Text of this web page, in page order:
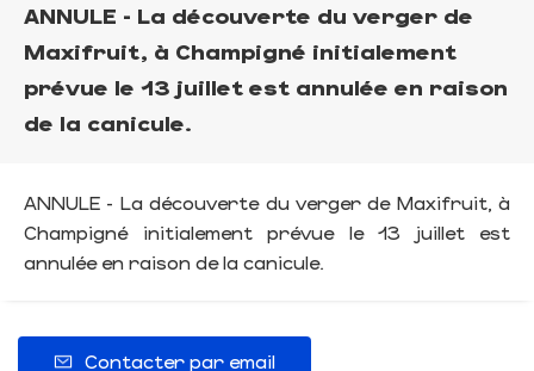
ANNULE - La découverte du verger de
Maxifruit, à Champigné initialement
prévue le 13 juillet est annulée en raison
de la canicule.
ANNULE - La découverte du verger de Maxifruit, à
Champigné initialement prévue le 13 juillet est
annulée en raison de la canicule.
Contacter par email